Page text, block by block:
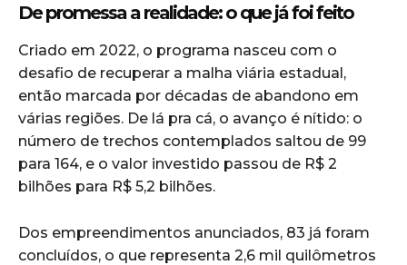
De promessa a realidade: o que já foi feito
Criado em 2022, o programa nasceu com o
desafio de recuperar a malha viária estadual,
então marcada por décadas de abandono em
várias regiões. De lá pra cá, o avanço é nítido: o
número de trechos contemplados saltou de 99
para 164, e o valor investido passou de R$ 2
bilhões para R$ 5,2 bilhões.
Dos empreendimentos anunciados, 83 já foram
concluídos, o que representa 2,6 mil quilômetros